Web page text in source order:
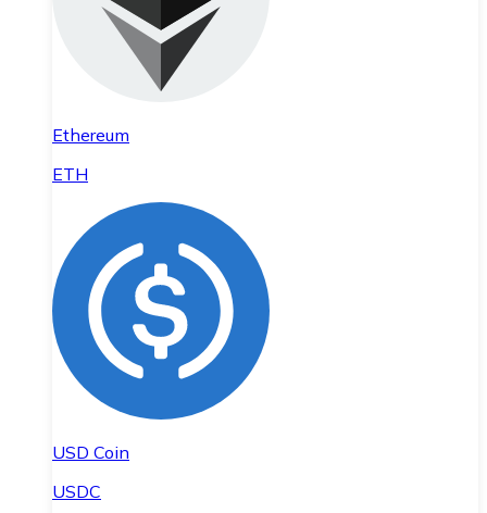
Ethereum
ETH
USD Coin
USDC